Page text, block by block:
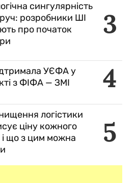
3
сингулярність
розробники ШІ
про початок
4
УЄФА у
з ФІФА — ЗМІ
5
логістики
ціну кожного
і що з цим можна